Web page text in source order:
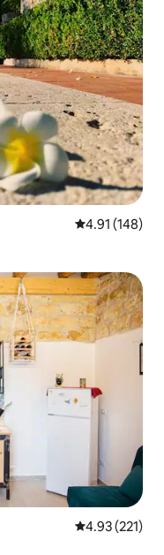
평점 4.91점(5
4.91 (148)
평점 4.93점(5
4.93 (221)